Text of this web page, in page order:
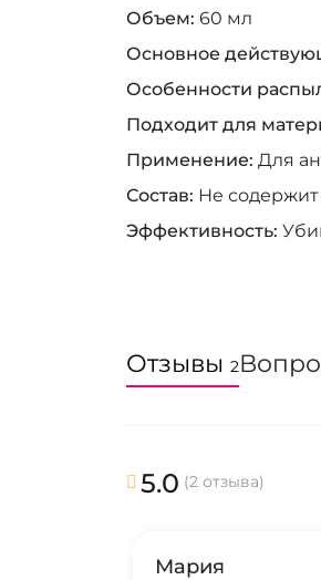
Объем 60 мл
Основное
Особенности
Подходит для
Применение Для
Состав Не
Эффективность
Отзывы 2
5.0 (2 отзыва)
Мария